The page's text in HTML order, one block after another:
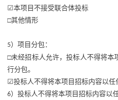
☑本项目不接受联合体投标
□其他情形
5）项目分包：
□未经招标人允许，投标人不得将本
行分包。
☑投标人不得将本项目招标内容以任
6）投标人不得将本项目招标内容以